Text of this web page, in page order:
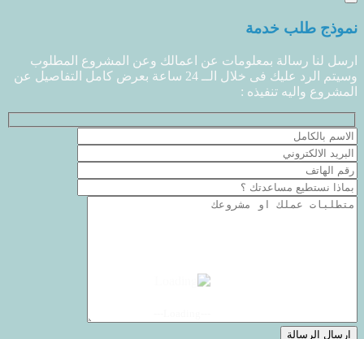
نموذج طلب خدمة
ارسل لنا رسالة بمعلومات عن اعمالك وعن المشروع المطلوب
وسيتم الرد عليك فى خلال الــ 24 ساعة بعرض كامل التفاصيل عن
المشروع واليه تنفيذه :